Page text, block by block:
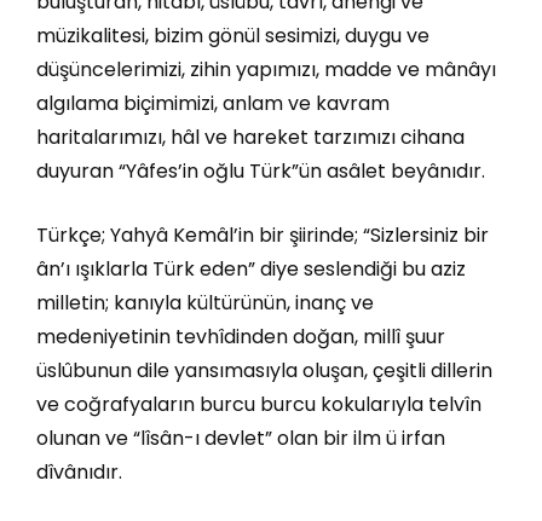
müzikalitesi, bizim gönül sesimizi, duygu ve
düşüncelerimizi, zihin yapımızı, madde ve mânâyı
algılama biçimimizi, anlam ve kavram
haritalarımızı, hâl ve hareket tarzımızı cihana
duyuran “Yâfes’in oğlu Türk”ün asâlet beyânıdır.
Türkçe; Yahyâ Kemâl’in bir şiirinde; “Sizlersiniz bir
ân’ı ışıklarla Türk eden” diye seslendiği bu aziz
milletin; kanıyla kültürünün, inanç ve
medeniyetinin tevhîdinden doğan, millî şuur
üslûbunun dile yansımasıyla oluşan, çeşitli dillerin
ve coğrafyaların burcu burcu kokularıyla telvîn
olunan ve “lîsân-ı devlet” olan bir ilm ü irfan
dîvânıdır.